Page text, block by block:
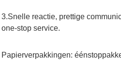
3.Snelle reactie, prettige
one-stop service.
Papierverpakkingen: